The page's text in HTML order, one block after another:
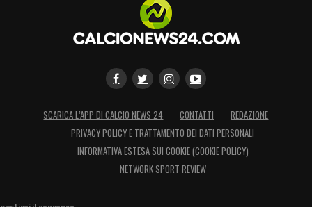
SCARICA L’APP DI CALCIO NEWS 24 CONTATTI
REDAZIONE
PRIVACY POLICY E TRATTAMENTO DEI DATI PERSONALI
INFORMATIVA ESTESA SUI COOKIE (COOKIE POLICY)
NETWORK SPORT REVIEW